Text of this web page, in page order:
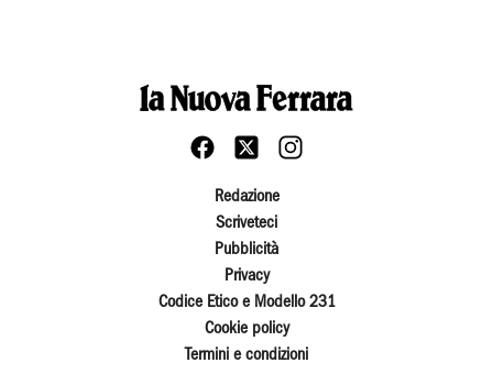
Redazione
Scriveteci
Pubblicità
Privacy
Codice Etico e Modello 231
Cookie policy
Termini e condizioni